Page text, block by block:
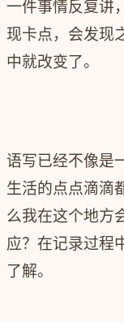
一件事情反复讲
现卡点，会发现
中就改变了。
语写已经不像是
生活的点点滴滴
么我在这个地方
应？ 在记录过程
了解。